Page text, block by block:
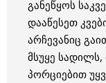
განეწყოს
დააწესეთ
არჩევანიც
მსუყე
პორციებით